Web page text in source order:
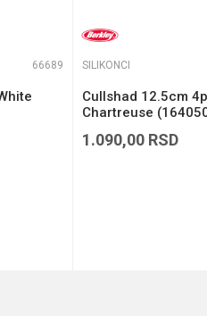
66689 SILIKONCI
Cullshad 12.5cm
Chartreuse
1.090,00 RSD